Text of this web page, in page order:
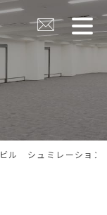
ル シュミレーション